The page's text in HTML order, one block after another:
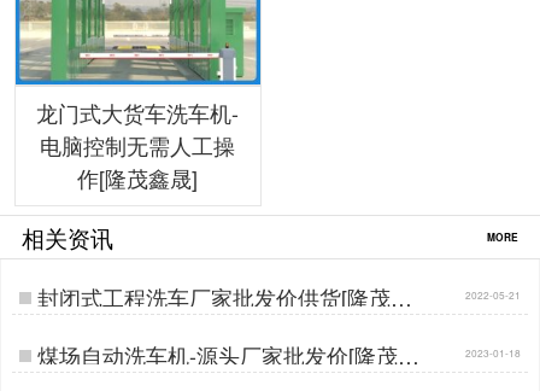
龙门式大货车洗车机-
电脑控制无需人工操
作[隆茂鑫晟]
相关资讯 MORE
封闭式工程洗车厂家批发价供货[隆茂鑫
晟]…
2022-05-21
煤场自动洗车机-源头厂家批发价[隆茂鑫
晟]…
2023-01-18